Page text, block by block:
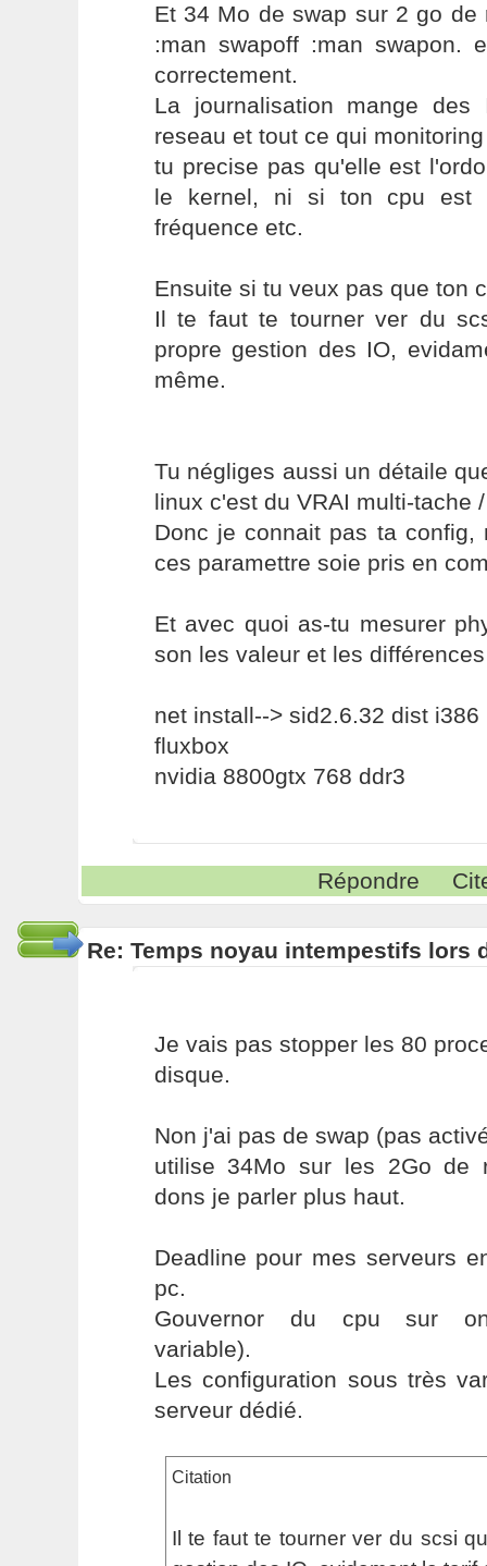
Et 34 Mo de swap sur 2 go de
:man swapoff :man swapon.
correctement.
La journalisation mange
reseau et tout ce qui
tu precise pas qu'elle est
le kernel, ni si ton cpu est
fréquence etc.
Ensuite si tu veux pas que ton
Il te faut te tourner ver du
propre gestion des IO,
même.
Tu négliges aussi un détaile
linux c'est du VRAI multi-tache
Donc je connait pas ta
ces paramettre soie pris en
Et avec quoi as-tu mesurer
son les valeur et les
net install--> sid2.6.32 dist i386
fluxbox
nvidia 8800gtx 768 ddr3
Répondre
Re: Temps noyau intempestifs lors
Je vais pas stopper les 80
disque.
Non j'ai pas de swap (pas
utilise 34Mo sur les 2Go de
dons je parler plus haut.
Deadline pour mes serveurs
pc.
Gouvernor du cpu sur
variable).
Les configuration sous très
serveur dédié.
Citation
Il te faut te tourner ver du scsi